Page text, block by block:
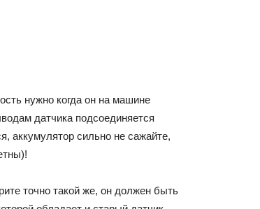
нужно когда он на машине
датчика подсоединяется
аккумулятор сильно не сажайте,
точно такой же, он должен быть